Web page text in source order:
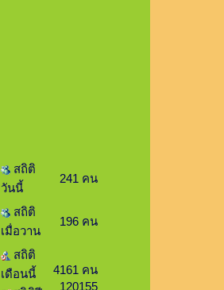
สถิติ
วันนี้
241 คน
สถิติ
เมื่อวาน
196 คน
สถิติ
เดือนนี้
4161 คน
120155